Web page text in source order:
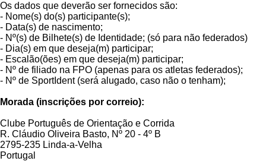
Os dados que deverão ser fornecidos são:
- Nome(s) do(s) participante(s);
- Data(s) de nascimento;
- Nº(s) de Bilhete(s) de Identidade; (só para não federados)
- Dia(s) em que deseja(m) participar;
- Escalão(ões) em que deseja(m) participar;
- Nº de filiado na FPO (apenas para os atletas federados);
- Nº de SportIdent (será alugado, caso não o tenham);
Morada (inscrições por correio):
Clube Português de Orientação e Corrida
R. Cláudio Oliveira Basto, Nº 20 - 4º B
2795-235 Linda-a-Velha
Portugal